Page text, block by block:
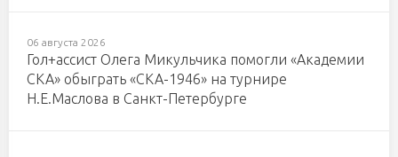
06 августа 2026
Гол+ассист Олега Микульчика помогли «Академии
СКА» обыграть «СКА-1946» на турнире
Н.Е.Маслова в Санкт-Петербурге